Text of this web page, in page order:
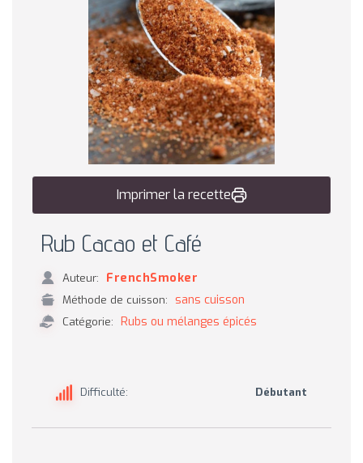
Imprimer la recette
Rub Cacao et Café
Auteur: FrenchSmoker
Méthode de cuisson: sans cuisson
Catégorie: Rubs ou mélanges épicés
Difficulté: Débutant